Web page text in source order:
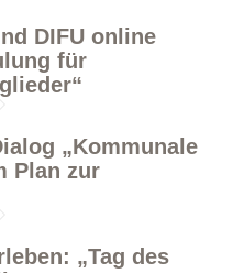
DIFU online
für
„Kommunale
Plan zur
„Tag des